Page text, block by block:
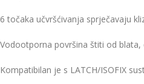
6 točaka učvršćivanja sprječavaju
Vodootporna površina štiti od blata,
Kompatibilan je s LATCH/ISOFIX